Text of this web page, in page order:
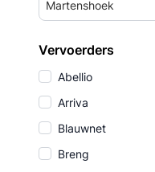
Martenshoek
Vervoerders
Abellio
Arriva
Blauwnet
Breng